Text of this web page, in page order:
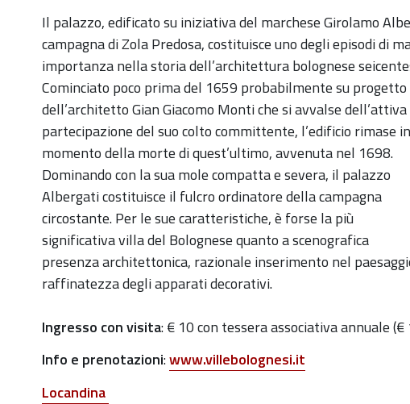
albergati-
19-
nov-
2022
Visita
a
Palazzo
Albergati
-
sabato
19
novembre
ore
10
2022-
11-
Il palazzo, edificato su iniziativa del marchese Girolamo
campagna di Zola Predosa, costituisce uno degli episodi di
importanza nella storia dell’architettura bolognese
Cominciato poco prima del 1659 probabilmente su progetto
dell’architetto Gian Giacomo Monti che si avvalse dell’attiva
partecipazione del suo colto committente, l’edificio rimase
momento della morte di quest’ultimo, avvenuta nel 1698.
Dominando con la sua mole compatta e severa, il palazzo
Albergati costituisce il fulcro ordinatore della campagna
circostante. Per le sue caratteristiche, è forse la più
significativa villa del Bolognese quanto a scenografica
presenza architettonica, razionale inserimento nel
raffinatezza degli apparati decorativi.
Ingresso con visita: € 10 con tessera associativa annuale (€
Info e prenotazioni:www.villebolognesi.it
Locandina